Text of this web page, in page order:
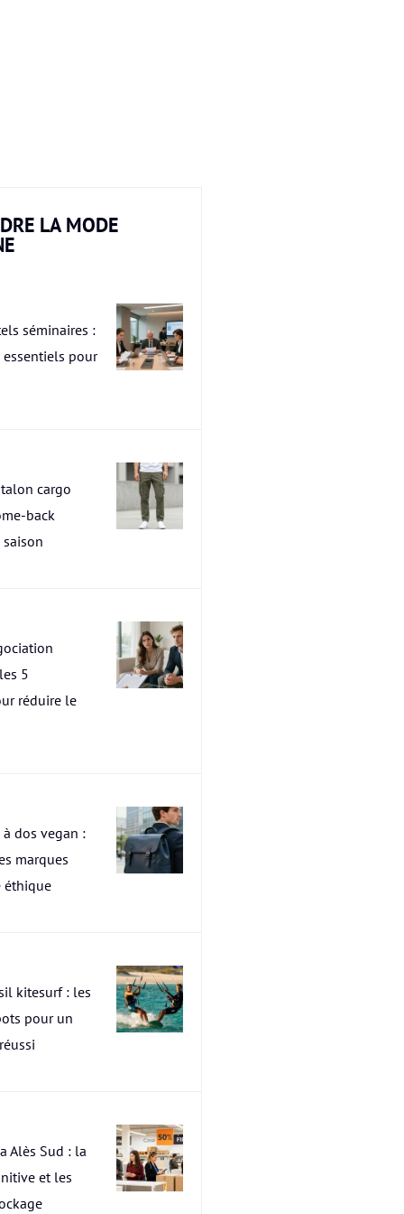
LA MODE
séminaires :
pour
cargo
back
5
réduire le
à dos vegan :
marques
éthique
kitesurf : les
pour un
Alès Sud : la
et les